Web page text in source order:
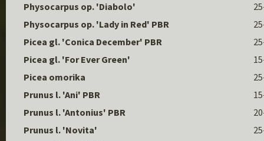
Physocarpus op. 'Diabolo'
Physocarpus op. 'Lady in Red' PBR
Picea gl. 'Conica December' PBR
Picea gl. 'For Ever Green'
Picea omorika
Prunus l. 'Ani' PBR
Prunus l. 'Antonius' PBR
Prunus l. 'Novita'